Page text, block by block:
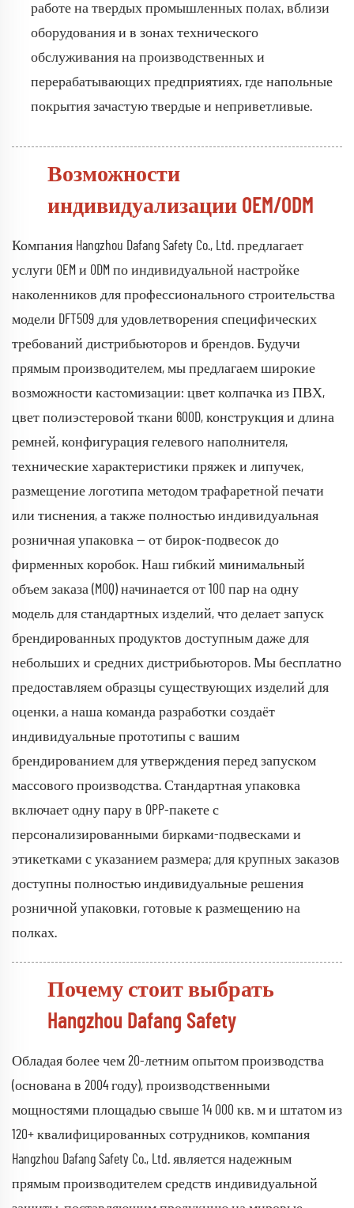
работе на твердых промышленных полах, вблизи
оборудования и в зонах технического
обслуживания на производственных и
перерабатывающих предприятиях, где напольные
покрытия зачастую твердые и неприветливые.
Возможности
индивидуализации OEM/ODM
Компания Hangzhou Dafang Safety Co., Ltd. предлагает
услуги OEM и ODM по индивидуальной настройке
наколенников для профессионального строительства
модели DFT509 для удовлетворения специфических
требований дистрибьюторов и брендов. Будучи
прямым производителем, мы предлагаем широкие
возможности кастомизации: цвет колпачка из ПВХ,
цвет полиэстеровой ткани 600D, конструкция и длина
ремней, конфигурация гелевого наполнителя,
технические характеристики пряжек и липучек,
размещение логотипа методом трафаретной печати
или тиснения, а также полностью индивидуальная
розничная упаковка — от бирок-подвесок до
фирменных коробок. Наш гибкий минимальный
объем заказа (MOQ) начинается от 100 пар на одну
модель для стандартных изделий, что делает запуск
брендированных продуктов доступным даже для
небольших и средних дистрибьюторов. Мы бесплатно
предоставляем образцы существующих изделий для
оценки, а наша команда разработки создаёт
индивидуальные прототипы с вашим
брендированием для утверждения перед запуском
массового производства. Стандартная упаковка
включает одну пару в OPP-пакете с
персонализированными бирками-подвесками и
этикетками с указанием размера; для крупных заказов
доступны полностью индивидуальные решения
розничной упаковки, готовые к размещению на
полках.
Почему стоит выбрать
Hangzhou Dafang Safety
Обладая более чем 20-летним опытом производства
(основана в 2004 году), производственными
мощностями площадью свыше 14 000 кв. м и штатом из
120+ квалифицированных сотрудников, компания
Hangzhou Dafang Safety Co., Ltd. является надежным
прямым производителем средств индивидуальной